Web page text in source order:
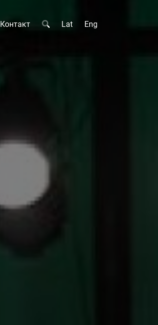
Контакт Lat Eng